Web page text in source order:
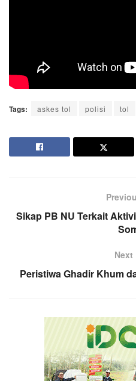
Tags: askes tol polisi tol
Sikap PB NU Terkait
Next
Peristiwa Ghadir Khum